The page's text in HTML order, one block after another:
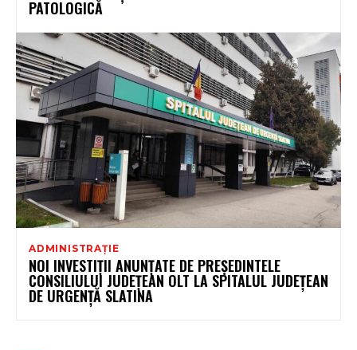
PATOLOGICĂ
ADMINISTRAȚIE
NOI INVESTIȚII ANUNȚATE DE PREȘEDINTELE
CONSILIULUI JUDEȚEAN OLT LA SPITALUL JUDEȚEAN
DE URGENȚĂ SLATINA